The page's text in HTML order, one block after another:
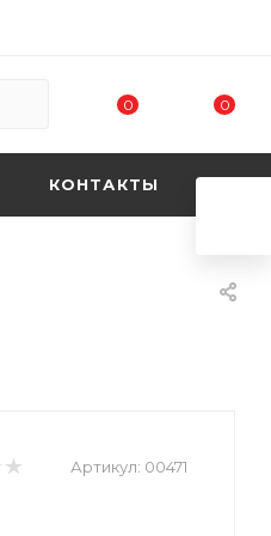
0 0
КОНТАКТЫ
Артикул: 00471